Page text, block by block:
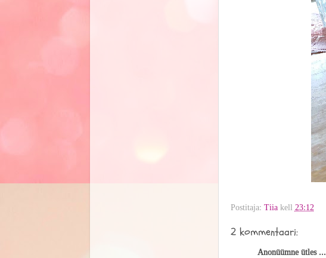
Postitaja: Tiia kell 23:12
2 kommentaari:
Anonüümne ütles ...